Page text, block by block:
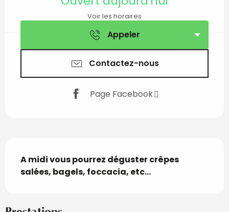
Voir les horaires
Appeler
Contactez-nous
Page Facebook
Description
A midi vous pourrez déguster crêpes
salées, bagels, foccacia, etc...